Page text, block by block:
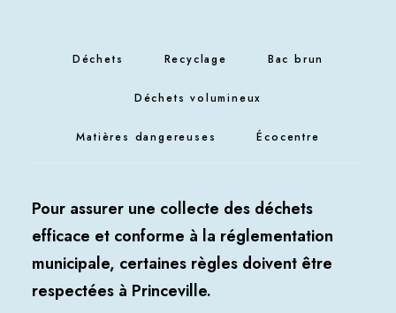
Déchets Recyclage Bac brun
Déchets volumineux
Matières dangereuses Écocentre
Pour assurer une collecte des déchets
efficace et conforme à la réglementation
municipale, certaines règles doivent être
respectées à Princeville.